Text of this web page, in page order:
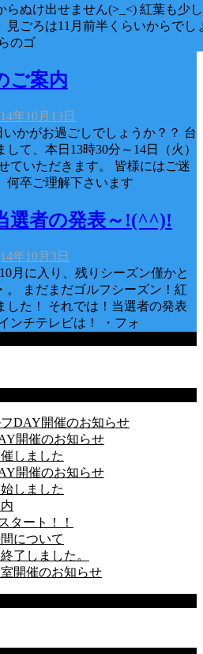
ぬけ出せません(>_<) 紅葉も少し
見ごろは11月前半くらいからでし
のゴ
ご案内
年10月13日
かがお過ごしでしょうか？？ 台
て、本日13時30分～14日（火）
ていただきます。 皆様にはご迷
何卒ご理解下さいます
選者の発表～!(^^)!
年10月3日
月に入り、残りシーズン僅かと
。 まだまだゴルフシーズン！紅
した！ それでは！当選者の発表
ンチテレビは！ ・フォ
DAY開催のお知らせ
開催のお知らせ
しました
開催のお知らせ
しました
タート！！
について
了しました。
開催のお知らせ